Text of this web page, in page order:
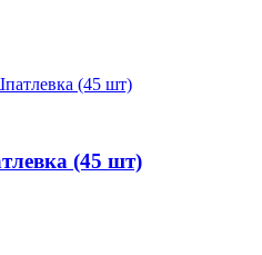
(45 шт)